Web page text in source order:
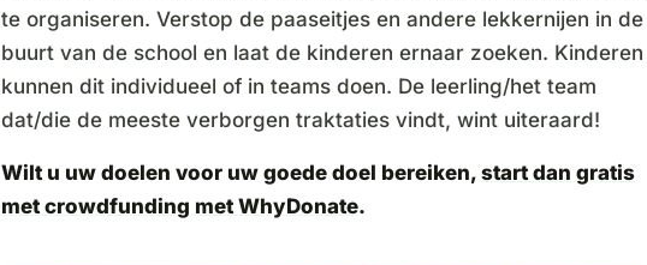
te organiseren. Verstop de paaseitjes en andere lekkernijen in de
buurt van de school en laat de kinderen ernaar zoeken. Kinderen
kunnen dit individueel of in teams doen. De leerling/het team
dat/die de meeste verborgen traktaties vindt, wint uiteraard!
Wilt u uw doelen voor uw goede doel bereiken, start dan gratis
met crowdfunding met WhyDonate.